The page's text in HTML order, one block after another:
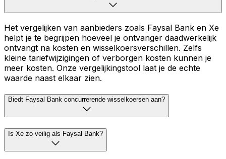
Het vergelijken van aanbieders zoals Faysal Bank en Xe
helpt je te begrijpen hoeveel je ontvanger daadwerkelijk
ontvangt na kosten en wisselkoersverschillen. Zelfs
kleine tariefwijzigingen of verborgen kosten kunnen je
meer kosten. Onze vergelijkingstool laat je de echte
waarde naast elkaar zien.
Biedt Faysal Bank concurrerende wisselkoersen aan?
Is Xe zo veilig als Faysal Bank?